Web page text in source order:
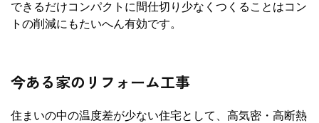
できるだけコンパクトに間仕切り少なくつくることはコン
トの削減にもたいへん有効です。
今ある家のリフォーム工事
住まいの中の温度差が少ない住宅として、高気密・高断熱